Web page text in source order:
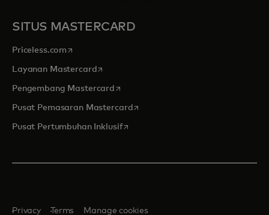
SITUS MASTERCARD
Priceless.com opens in a new tab
Layanan Mastercardopens in a new tab
Pengembang Mastercard opens in a new tab
Pusat Pemasaran Mastercardopens in a new tab
Pusat Pertumbuhan Inklusifopens in a new tab
Privacy Terms Manage cookies